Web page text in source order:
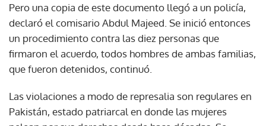
Pero una copia de este documento llegó a un policía,
declaró el comisario Abdul Majeed. Se inició entonces
un procedimiento contra las diez personas que
firmaron el acuerdo, todos hombres de ambas familias,
que fueron detenidos, continuó.
Las violaciones a modo de represalia son regulares en
Pakistán, estado patriarcal en donde las mujeres